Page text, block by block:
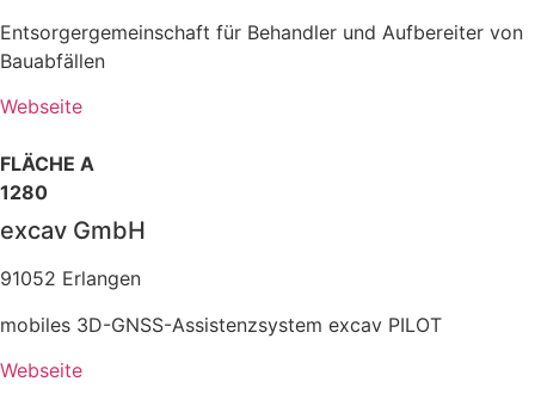
Entsorgergemeinschaft für Behandler und Aufbereiter von
Bauabfällen
Webseite
FLÄCHE A
1280
excav GmbH
91052 Erlangen
mobiles 3D-GNSS-Assistenzsystem excav PILOT
Webseite